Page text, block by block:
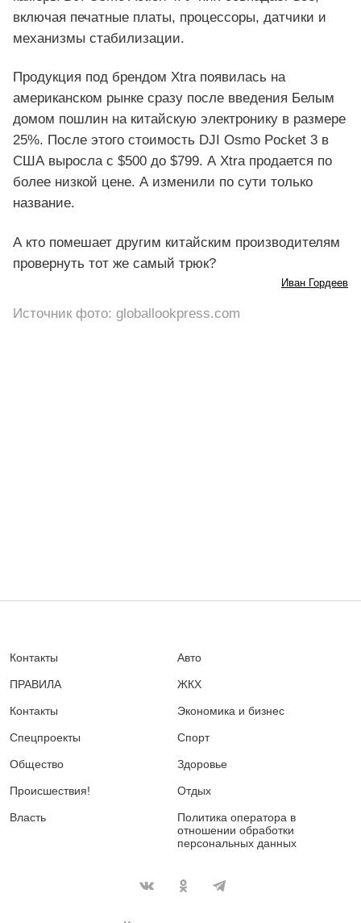
включая печатные платы, процессоры, датчики и
механизмы стабилизации.
Продукция под брендом Xtra появилась на
американском рынке сразу после введения Белым
домом пошлин на китайскую электронику в размере
25%. После этого стоимость DJI Osmo Pocket 3 в
США выросла с $500 до $799. А Xtra продается по
более низкой цене. А изменили по сути только
название.
А кто помешает другим китайским производителям
провернуть тот же самый трюк?
Иван Гордеев
Источник фото: globallookpress.com
Контакты
ПРАВИЛА
Контакты
Спецпроекты
Общество
Происшествия!
Власть
Авто
ЖКХ
Экономика и бизнес
Спорт
Здоровье
Отдых
Политика оператора в
отношении обработки
персональных данных